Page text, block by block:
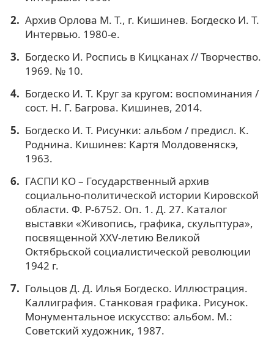
Архив Орлова М. Т., г. Кишинев. Богдеско И. Т.
Интервью. 1980-е.
Богдеско И. Роспись в Кицканах // Творчество.
1969. № 10.
Богдеско И. Т. Круг за кругом: воспоминания /
сост. Н. Г. Багрова. Кишинев, 2014.
Богдеско И. Т. Рисунки: альбом / предисл. К.
Роднина. Кишинев: Картя Молдовеняскэ,
1963.
ГАСПИ КО – Государственный архив
социально-политической истории Кировской
области. Ф. Р-6752. Оп. 1. Д. 27. Каталог
выставки «Живопись, графика, скульптура»,
посвященной XXV-летию Великой
Октябрьской социалистической революции
1942 г.
Гольцов Д. Д. Илья Богдеско. Иллюстрация.
Каллиграфия. Станковая графика. Рисунок.
Монументальное искусство: альбом. М.:
Советский художник, 1987.